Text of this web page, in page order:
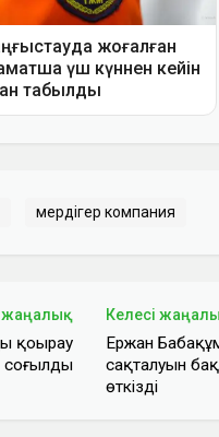
мердігер компания
қоңырау
соғылды
Келесі
Ержан
сақталуын
өткізді